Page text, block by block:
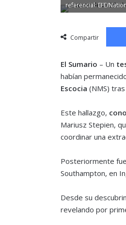
referencial: EFE/
Compartir
El Sumario – Un
habían
Escocia (NMS)
Este hallazgo,
Mariusz Stepien,
coordinar una
Posteriormente fue
Southampton, en
Desde su
revelando por